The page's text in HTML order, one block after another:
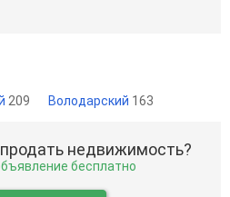
209 Володарский 163
недвижимость?
бесплатно